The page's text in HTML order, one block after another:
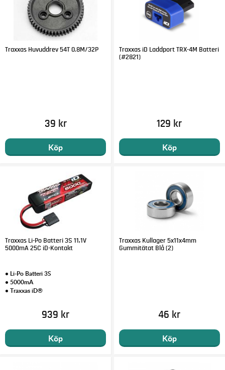
Traxxas Huvuddrev 54T 0.8M/32P
39 kr
Köp
Traxxas iD Laddport TRX-4M Batteri
(#2821)
129 kr
Köp
Traxxas Li-Po Batteri 3S 11,1V
5000mA 25C iD-Kontakt
• Li-Po Batteri 3S
• 5000mA
• Traxxas iD®
939 kr
Köp
Traxxas Kullager 5x11x4mm
Gummitätat Blå (2)
46 kr
Köp